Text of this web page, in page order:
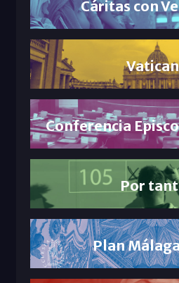
Cáritas con
Conferencia
Por
Plan